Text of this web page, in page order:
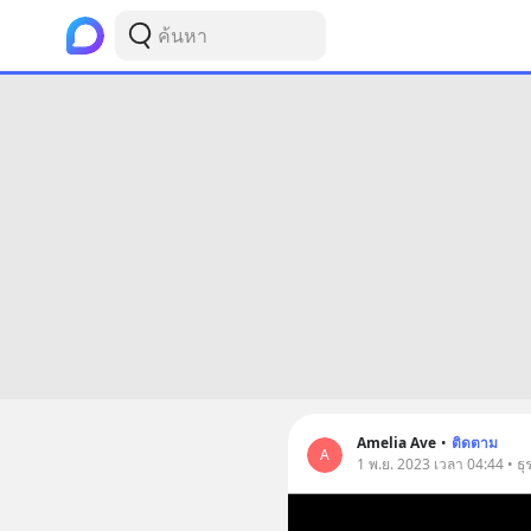
A
Amelia Ave • ติดตาม
1 พ.ย. 2023 เวลา 04:44 • ธุ